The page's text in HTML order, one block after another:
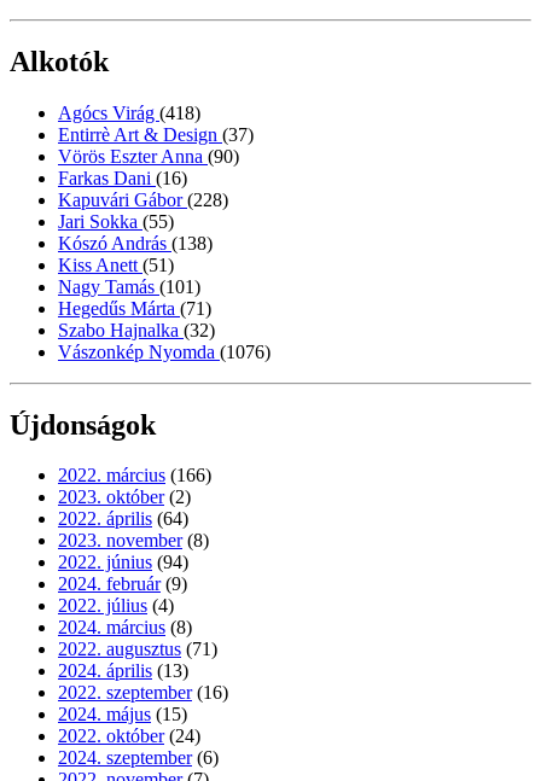
Alkotók
Agócs Virág (418)
Entirrè Art & Design (37)
Vörös Eszter Anna (90)
Farkas Dani (16)
Kapuvári Gábor(228)
Jari Sokka (55)
Kószó András (138)
Kiss Anett (51)
Nagy Tamás (101)
Hegedűs Márta (71)
Szabo Hajnalka (32)
Vászonkép Nyomda (1076)
Újdonságok
2022. március (166)
2023. október (2)
2022. április (64)
2023. november (8)
2022. június (94)
2024. február (9)
2022. július (4)
2024. március (8)
2022. augusztus (71)
2024. április (13)
2022. szeptember (16)
2024. május (15)
2022. október (24)
2024. szeptember (6)